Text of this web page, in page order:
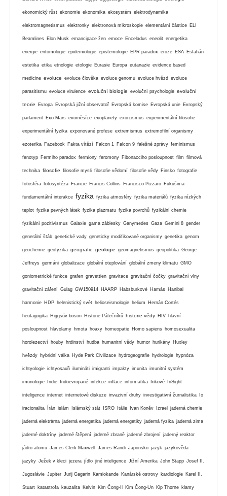
ekonomický růst ekonomie ekonomika ekosystém elektrodynamika
elektromagnetismus elektronky elektronová mikroskopie elementární částice ELI
Beamlines Elon Musk emancipace žen emoce Enceladus eneolit energetika
energie entomologie epidemiologie epistemologie EPR paradox eroze ESA Esfahán
estetika etika etnologie etologie Eurasie Europa eutanazie evidence based
medicine evoluce evoluce člověka evoluce genomu evoluce hvězd evoluce
parasitismu evoluce virulence evoluční biologie evoluční psychologie evoluční
teorie Evropa Evropská jižní observatoř Evropská komise Evropská unie Evropský
parlament Exo Mars exoměsíce exoplanety exorcismus experimentální filosofie
experimentální fyzika exponované profese extremismus extremofilní organismy
ezoterika Facebook Fakta vítězí Falcon 1 Falcon 9 falešné zprávy feminismus
fenotyp Fermiho paradox fermiony feromony Fibonacciho posloupnost film filmová
technika filosofie filosofie mysli filosofie vědomí filosofie vědy Finsko fotografie
fotosféra fotosyntéza Francie Francis Collins Francisco Pizzaro Fukušima
fundamentální interakce fyzika fyzika atmosféry fyzika materiálů fyzika nízkých
teplot fyzika pevných látek fyzika plazmatu fyzika povrchů fyzikální chemie
fyzikální pozitivismus Galaxie gama záblesky Ganymedes Gaza Gemini 8 gender
generální štáb genetické vady geneticky modifikované organismy genetika genom
geochemie geofyzika geografie geologie geomagnetismus geopolitika George
Jeffreys germáni globalizace globální oteplování globální zmeny klimatu GMO
goniometrické funkce grafen gravettien gravitace gravitační čočky gravitační vlny
gravitační záření Gulag GW150914 HAARP Habsburkové Hamás Hanibal
harmonie HDP helenistický svět helioseismologie helium Hernán Cortés
heutagogika Higgsův boson Historie Pátečníků historie vědy HIV hlavní
posloupnost hlavolamy hmota hoaxy homeopatie Homo sapiens homosexualita
horolezectví houby hrdinství hudba humanitní vědy humor hurikány Huxley
hvězdy hybridní válka Hyde Park Civilizace hydrogeografie hydrologie hypnóza
ichtyologie ichtyosauři ilumináti imigranti impakty imunita imunitní systém
imunologie Indie Indoevropané infekce inflace informatika Inkové InSight
inteligence internet internetové diskuze invazivní druhy investigativní žurnalistika Io
iracionalita Írán islám Islámský stát ISRO Itálie Ivan Koněv Izrael jaderná chemie
jaderná elektrárna jaderná energetika jaderná energetiky jaderná fyzika jaderná zima
jaderné doktríny jaderné štěpení jaderné zbraně jaderné zbrojení jaderný reaktor
jádro atomu James Clerk Maxwell James Randi Japonsko jazyk jazykověda
jazyky Ježek v kleci jezera jídlo jiné inteligence Jižní Amerika John Stapp Josef II.
Jugoslávie Jupiter Jurij Gagarin Kamiokande Kanárské ostrovy kardiologie Karel II.
Stuart katastrofa kauzalita Kelvin Kim Čong-Il Kim Čong-Un Kip Thorne klamy